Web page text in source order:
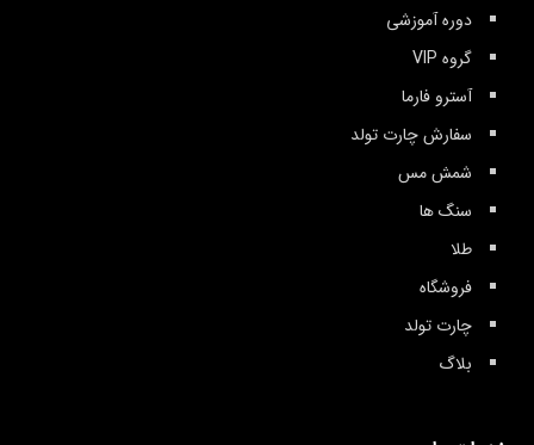
دوره آموزشی
گروه VIP
آسترو فارما
سفارش چارت تولد
شمش مس
سنگ ها
طلا
فروشگاه
چارت تولد
بلاگ